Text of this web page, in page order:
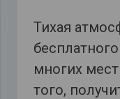
Тихая
многих
того,